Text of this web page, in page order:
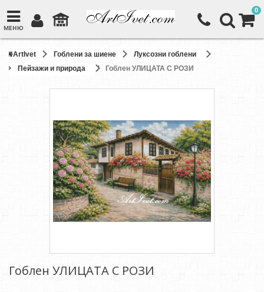
МЕНЮ
0
ArtIvet Гоблени за шиене
Луксозни гоблени
Пейзажи и природа
Гоблен УЛИЦАТА С РОЗИ
Гоблен УЛИЦАТА С РОЗИ